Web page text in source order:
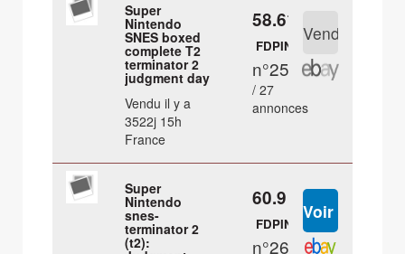
Super
Nintendo
SNES boxed
complete T2
terminator 2
judgment day
Vendu il y a
3522j 15h
France
58.61 €
FDPIN
n°25
/ 27
annonces
Super
Nintendo
snes-
terminator 2
(t2):
60.9 €
FDPIN
n°26